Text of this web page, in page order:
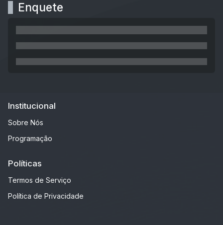
Enquete
Institucional
Sobre Nós
Programação
Políticas
Termos de Serviço
Política de Privacidade